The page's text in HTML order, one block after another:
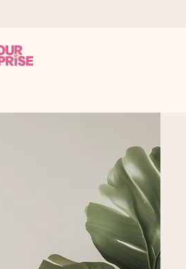
når den betyder allermest.
hjerte. Intet besvær men